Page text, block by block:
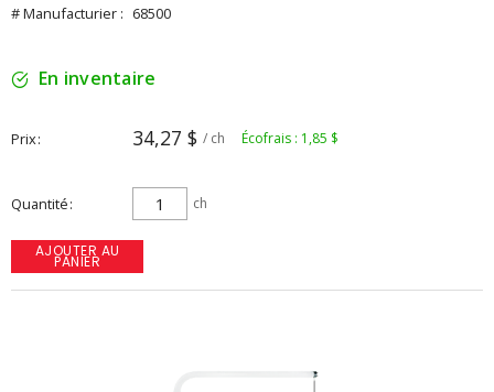
# Manufacturier : 68500
En inventaire
Prix 34,27 $ / ch Écofrais : 1,85 $
Quantité ch
AJOUTER AU
PANIER